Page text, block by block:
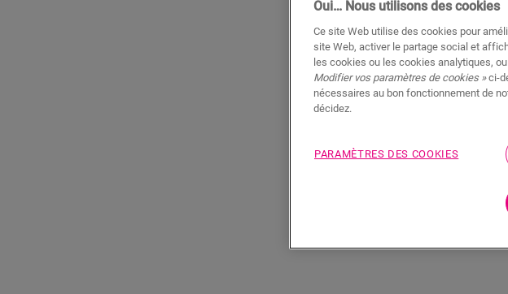
Oui… Nous utilisons des cookies
Ce site Web utilise des cookies pour
site Web, activer le partage social et
les cookies ou les cookies analytiques,
Modifier vos paramètres de cookies »ci-
nécessaires au bon fonctionnement de
décidez.
PARAMÈTRES DES COOKIES